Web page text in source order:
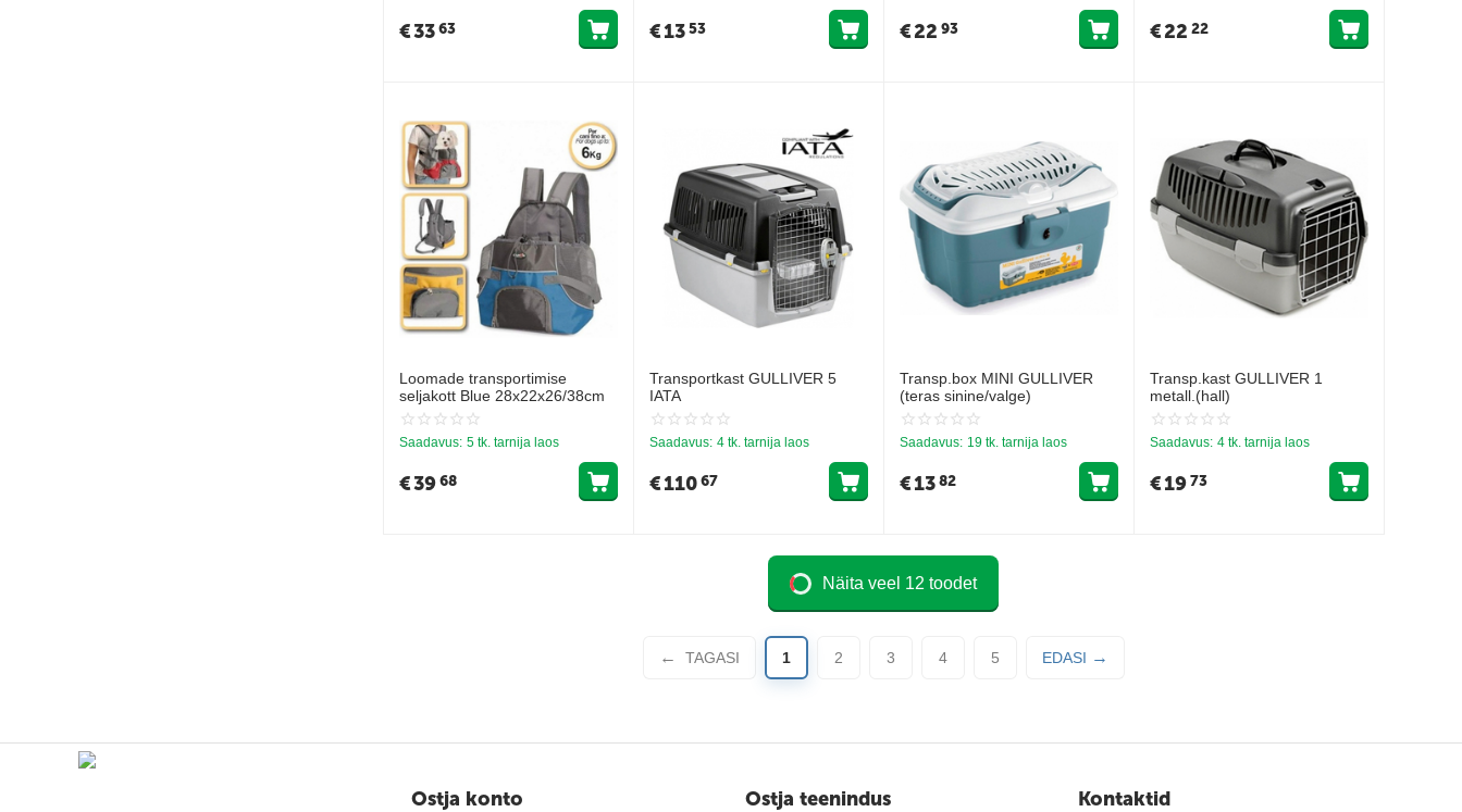
€3363 €1353 €22 93 €22 22
Loomade transportimise
seljakott Blue 28x22x26/38cm
Saadavus: 5 tk. tarnija laos
€3968
Transportkast GULLIVER 5
IATA
Saadavus: 4 tk. tarnija laos
€11067
Transp.box MINI GULLIVER
(teras sinine/valge)
Saadavus: 19 tk. tarnija laos
€1382
Transp.kast GULLIVER 1
metall.(hall)
Saadavus: 4 tk. tarnija laos
€1973
Näita veel 12 toodet
TAGASI 1 2 3 4 5 EDASI
Ostja konto Ostja teenindus Kontaktid